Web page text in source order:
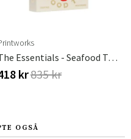
The Essentials - Seafood Tools
kr835 kr
OGSÅ